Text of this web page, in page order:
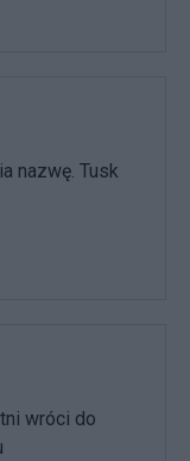
nazwę. Tusk
wróci do